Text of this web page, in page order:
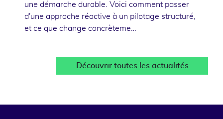
une démarche durable. Voici comment passer
d'une approche réactive à un pilotage structuré,
et ce que change concrèteme…
Découvrir toutes les actualités